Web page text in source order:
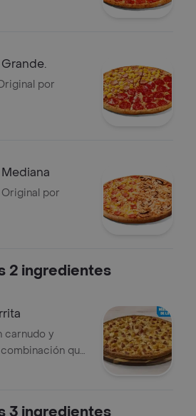
por
por
2 ingredientes
carnudo y
que
Colombia en